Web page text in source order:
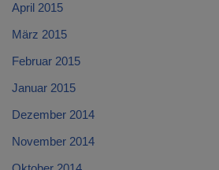
April 2015
März 2015
Februar 2015
Januar 2015
Dezember 2014
November 2014